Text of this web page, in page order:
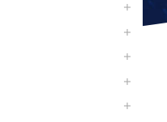




